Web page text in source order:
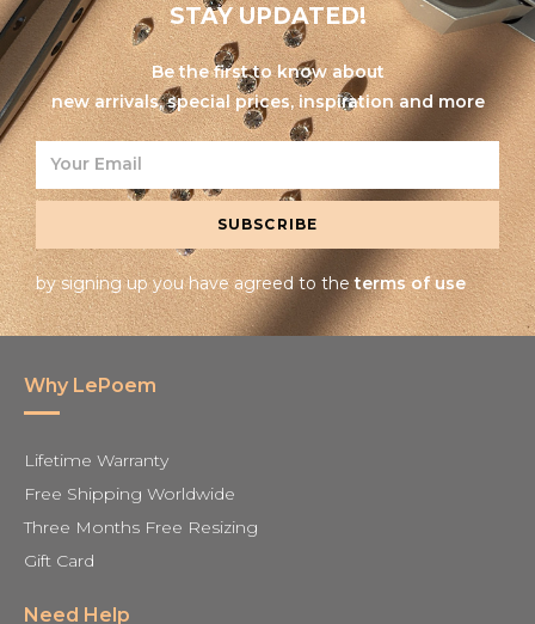
STAY UPDATED!
Be the first to know about
new arrivals, special prices, inspiration and more
SUBSCRIBE
by signing up you have agreed to theterms of use
Why LePoem
Lifetime Warranty
Free Shipping Worldwide
Three Months Free Resizing
Gift Card
Need Help